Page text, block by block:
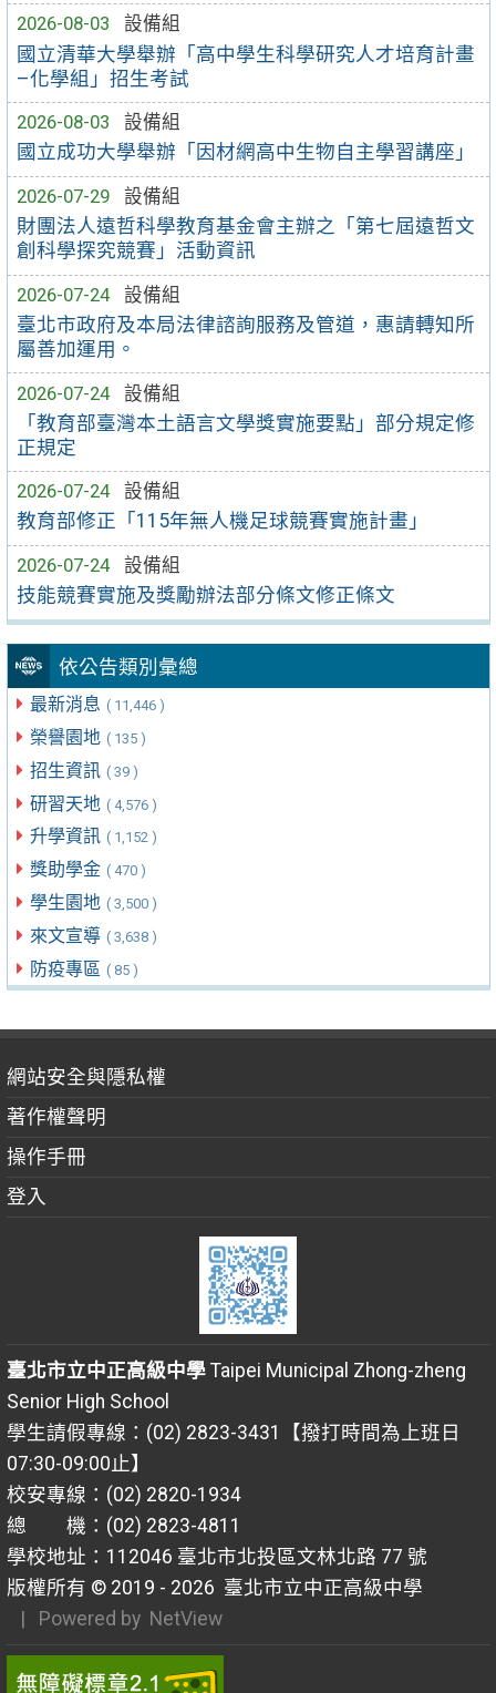
2026-08-03
設備組
國立清華大學舉辦「高中學生科學研究人才培育計畫
–化學組」招生考試
2026-08-03
設備組
國立成功大學舉辦「因材網高中生物自主學習講座」
2026-07-29
設備組
財團法人遠哲科學教育基金會主辦之「第七屆遠哲文
創科學探究競賽」活動資訊
2026-07-24
設備組
臺北市政府及本局法律諮詢服務及管道，惠請轉知所
屬善加運用。
2026-07-24
設備組
「教育部臺灣本土語言文學獎實施要點」部分規定修
正規定
2026-07-24
設備組
教育部修正「115年無人機足球競賽實施計畫」
2026-07-24
設備組
技能競賽實施及獎勵辦法部分條文修正條文
依公告類別彙總
最新消息 ( 11,446 )
榮譽園地 ( 135 )
招生資訊 ( 39 )
研習天地 ( 4,576 )
升學資訊 ( 1,152 )
獎助學金 ( 470 )
學生園地 ( 3,500 )
來文宣導 ( 3,638 )
防疫專區 ( 85 )
網站安全與隱私權
著作權聲明
操作手冊
登入
臺北市立中正高級中學Taipei Municipal Zhong-zheng
Senior High School
學生請假專線：(02) 2823-3431【撥打時間為上班日
07:30-09:00止】
校安專線：(02) 2820-1934
總 機：(02) 2823-4811
學校地址：112046 臺北市北投區文林北路 77 號
版權所有 © 2019 - 2026 臺北市立中正高級中學
| Powered by NetView